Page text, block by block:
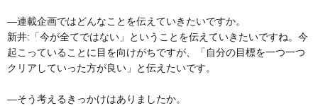
―連載企画ではどんなことを伝えていきたいですか。
新井:「今が全てではない」ということを伝えていきたいですね。今
起こっていることに目を向けがちですが、「自分の目標を一つ一つ
クリアしていった方が良い」と伝えたいです。
―そう考えるきっかけはありましたか。